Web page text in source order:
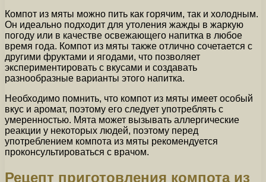
Компот из мяты можно пить как горячим, так и холодным.
Он идеально подходит для утоления жажды в жаркую
погоду или в качестве освежающего напитка в любое
время года. Компот из мяты также отлично сочетается с
другими фруктами и ягодами, что позволяет
экспериментировать с вкусами и создавать
разнообразные варианты этого напитка.
Необходимо помнить, что компот из мяты имеет особый
вкус и аромат, поэтому его следует употреблять с
умеренностью. Мята может вызывать аллергические
реакции у некоторых людей, поэтому перед
употреблением компота из мяты рекомендуется
проконсультироваться с врачом.
Рецепт приготовления компота из